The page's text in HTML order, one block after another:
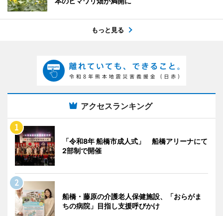
もっと見る
アクセスランキング
「令和8年 船橋市成人式」 船橋アリーナにて
2部制で開催
船橋・藤原の介護老人保健施設、「おらがま
ちの病院」目指し支援呼びかけ